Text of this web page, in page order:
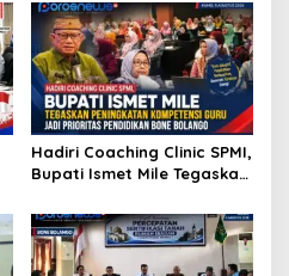
Hasil Terbaik
Hadiri Coaching Clinic SPMI,
Bupati Ismet Mile Tegaskan
Guru Jadi Prioritas
Pendidikan Bone Bolango